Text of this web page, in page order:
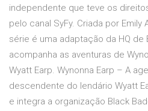
independente que teve os
pelo canal SyFy. Criada por Emily
série é uma adaptação da HQ de
acompanha as aventuras de
Wyatt Earp. Wynonna Earp – A
descendente do lendário Wyatt
e integra a organização Black